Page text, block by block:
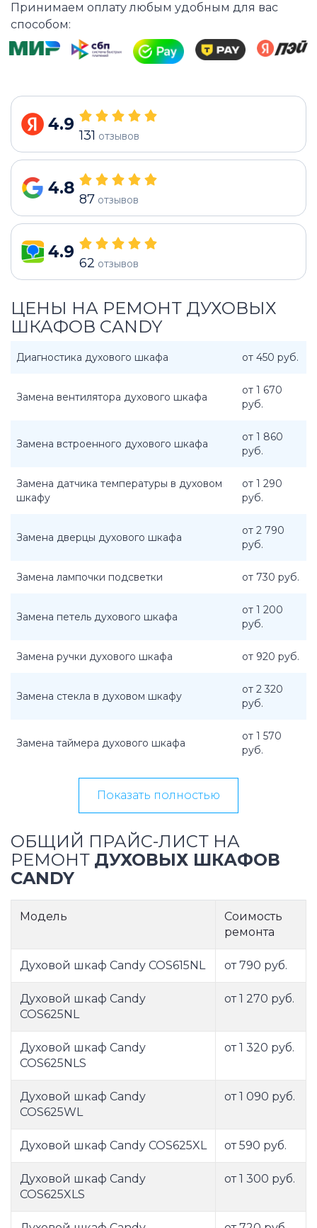
Принимаем оплату любым удобным для вас
способом:
4.9
131 отзывов
4.8
87 отзывов
4.9
62 отзывов
ЦЕНЫ НА РЕМОНТ ДУХОВЫХ
ШКАФОВ CANDY
Диагностика духового шкафа от 450 руб.
Замена вентилятора духового шкафа
от 1 670
руб.
Замена встроенного духового шкафа
от 1 860
руб.
Замена датчика температуры в духовом
шкафу
от 1 290
руб.
Замена дверцы духового шкафа
от 2 790
руб.
Замена лампочки подсветки от 730 руб.
Замена петель духового шкафа
от 1 200
руб.
Замена ручки духового шкафа от 920 руб.
Замена стекла в духовом шкафу
от 2 320
руб.
Замена таймера духового шкафа
от 1 570
руб.
Показать полностью
ОБЩИЙ ПРАЙС-ЛИСТ НА
РЕМОНТ ДУХОВЫХ ШКАФОВ
CANDY
Модель
Соимость
ремонта
Духовой шкаф Candy COS615NL от 790 руб.
Духовой шкаф Candy
COS625NL
от 1 270 руб.
Духовой шкаф Candy
COS625NLS
от 1 320 руб.
Духовой шкаф Candy
COS625WL
от 1 090 руб.
Духовой шкаф Candy COS625XL от 590 руб.
Духовой шкаф Candy
COS625XLS
от 1 300 руб.